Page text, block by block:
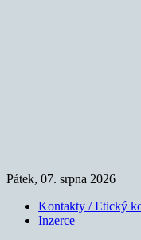
Pátek, 07. srpna 2026
Kontakty / Etický
Inzerce